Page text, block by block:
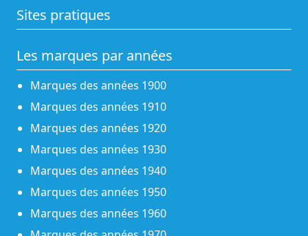
Sites pratiques
Les marques par années
Marques des années 1900
Marques des années 1910
Marques des années 1920
Marques des années 1930
Marques des années 1940
Marques des années 1950
Marques des années 1960